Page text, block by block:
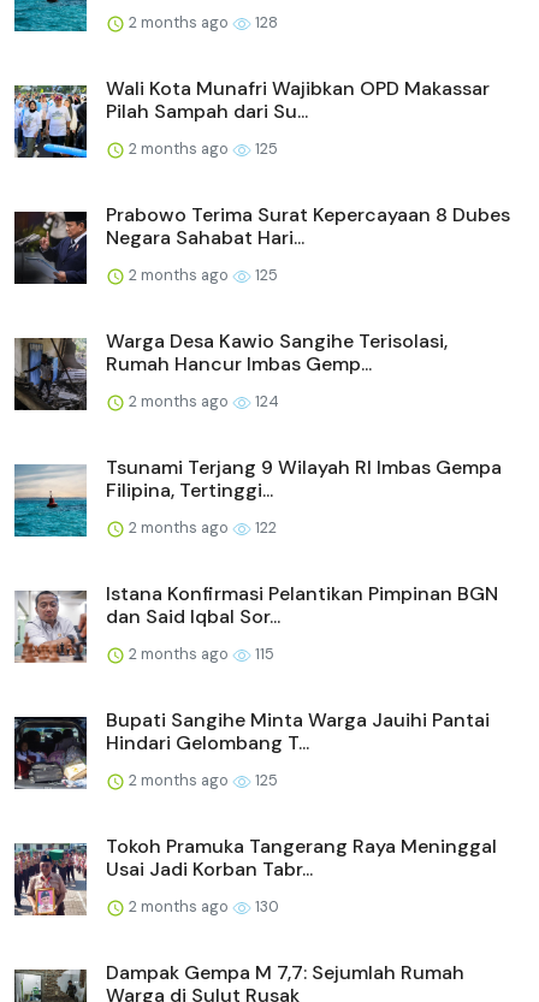
2 months ago 128
Wali Kota Munafri Wajibkan OPD Makassar
Pilah Sampah dari Su...
2 months ago 125
Prabowo Terima Surat Kepercayaan 8 Dubes
Negara Sahabat Hari...
2 months ago 125
Warga Desa Kawio Sangihe Terisolasi,
Rumah Hancur Imbas Gemp...
2 months ago 124
Tsunami Terjang 9 Wilayah RI Imbas Gempa
Filipina, Tertinggi...
2 months ago 122
Istana Konfirmasi Pelantikan Pimpinan BGN
dan Said Iqbal Sor...
2 months ago 115
Bupati Sangihe Minta Warga Jauihi Pantai
Hindari Gelombang T...
2 months ago 125
Tokoh Pramuka Tangerang Raya Meninggal
Usai Jadi Korban Tabr...
2 months ago 130
Dampak Gempa M 7,7: Sejumlah Rumah
Warga di Sulut Rusak